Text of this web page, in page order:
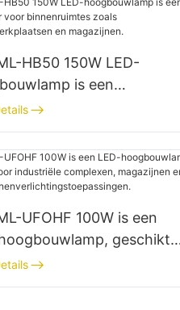
HB50 150W LED-
is een
voor binnenruimtes
reparatiewerkplaatsen en
UFOHF 100W is een
geschikt
complexen,
en andere